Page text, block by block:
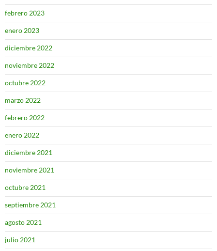
febrero 2023
enero 2023
diciembre 2022
noviembre 2022
octubre 2022
marzo 2022
febrero 2022
enero 2022
diciembre 2021
noviembre 2021
octubre 2021
septiembre 2021
agosto 2021
julio 2021